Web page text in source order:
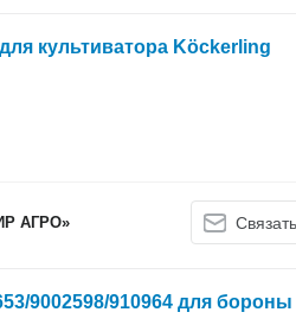
культиватора Köckerling
АГРО»
9002598/910964 для